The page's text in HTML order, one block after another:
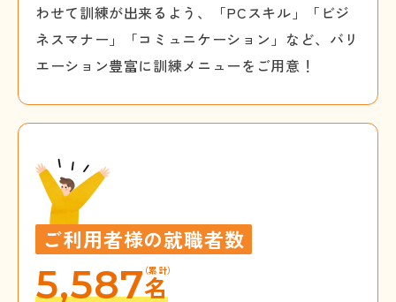
わせて訓練が出来るよう、「PCスキル」「ビジ
ネスマナー」「コミュニケーション」など、バリ
エーション豊富に訓練メニューをご用意！
ご利用者様の就職者数
5,587（累計）
名